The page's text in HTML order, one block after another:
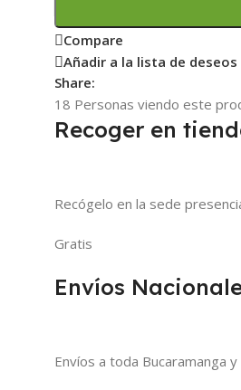
Compare
Añadir a la lista de deseos
Share:
18 Personas viendo este
Recoger en
Recógelo en la sede
Gratis
Envíos
Envíos a toda Bucaramanga